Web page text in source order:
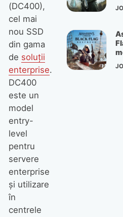
(DC400),
cel mai
nou SSD
din gama
de soluții
enterprise.
DC400
este un
model
entry-
level
pentru
servere
enterprise
și utilizare
în
centrele